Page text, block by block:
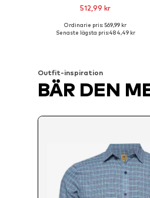
512,99 kr
Tillgängliga storlekar: L, XL
Ordinarie pris: 569,99 kr
Senaste lägsta pris:484,49 kr
Outfit-inspiration
BÄR DEN